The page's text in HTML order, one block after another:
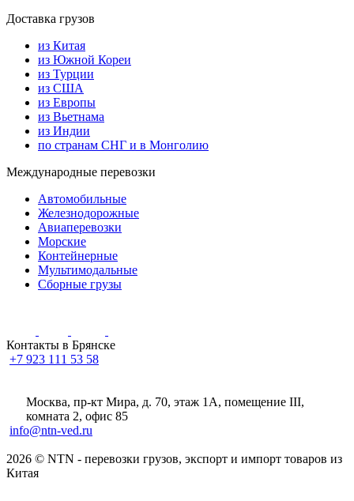
Доставка грузов
из Китая
из Южной Кореи
из Турции
из США
из Европы
из Вьетнама
из Индии
по странам СНГ и в Монголию
Международные перевозки
Автомобильные
Железнодорожные
Авиаперевозки
Морские
Контейнерные
Мультимодальные
Сборные грузы
Контакты в Брянске
+7 923 111 53 58
Москва, пр-кт Мира, д. 70, этаж 1А, помещение III,
комната 2, офис 85
info@ntn-ved.ru
2026 © NTN - перевозки грузов, экспорт и импорт товаров из
Китая